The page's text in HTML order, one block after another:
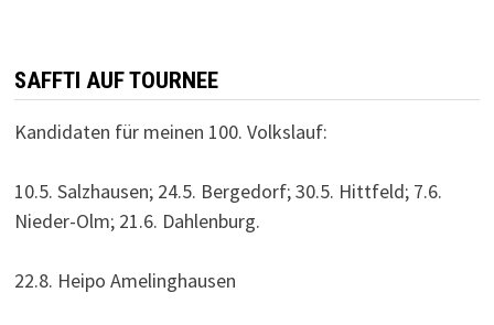
SAFFTI AUF TOURNEE
Kandidaten für meinen 100. Volkslauf:
10.5. Salzhausen; 24.5. Bergedorf; 30.5. Hittfeld; 7.6.
Nieder-Olm; 21.6. Dahlenburg.
22.8. Heipo Amelinghausen